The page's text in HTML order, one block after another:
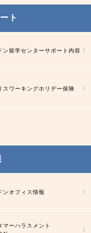
ト
ン留学センターサポート内容
スワーキングホリデー保険
ンオフィス情報
マーハラスメント